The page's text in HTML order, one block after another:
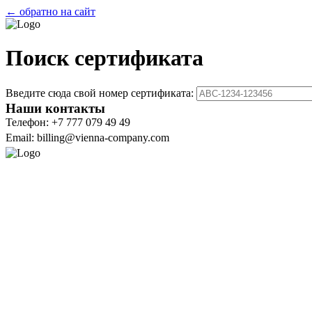
← обратно на сайт
Поиск сертификата
Введите сюда свой номер сертификата:
Наши контакты
Телефон: +7 777 079 49 49
Email: billing@vienna-company.com